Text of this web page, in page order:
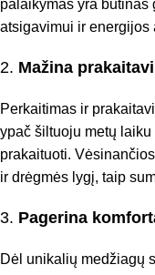
palaikymas yra būtinas
atsigavimui ir energijos
2. Mažina
Perkaitimas ir
ypač šiltuoju metų
prakaituoti.
ir drėgmės lygį, taip
3. Pagerina
Dėl unikalių medžiagų